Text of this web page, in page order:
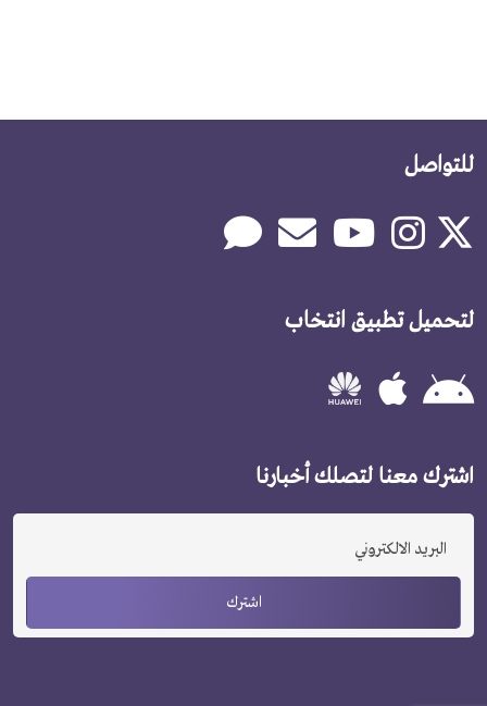
للتواصل
لتحميل تطبيق انتخاب
اشترك معنا لتصلك أخبارنا
اشترك